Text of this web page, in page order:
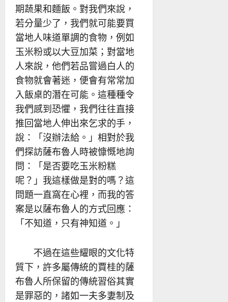
期蔬果和麵飯。對我們來說，
若分量少了，我們就可能要買
當地人味道單調的食物，例如
玉米粉或以大豆加菜；對當地
人來說，他們若品嘗過白人的
食物就會著迷，便會有常常加
入飯桌的潛在可能。這種種令
我們感到恐懼，我們往往直接
推回當地人伸出來乞求的手，
說：「沒辦法給。」相對於我
們探訪薩布魯人時被慷慨地詢
問：「是否要吃玉米粉糕
呢？」我這樣做是對的嗎？這
問題一直窩在心裡，而我的答
案是以薩布魯人的方式回應：
「不知道，只有神知道。」
不過在這些耀眼的文化特
質下，許多屬傳統的賈桂的薩
布魯人所保留的傳統習俗其實
是罪惡的，諸如一夫多妻制及